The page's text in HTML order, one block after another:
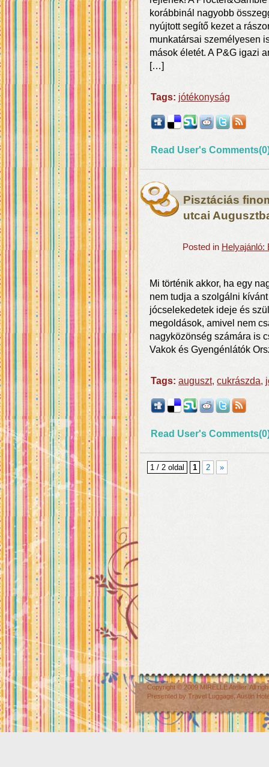
korábbinál nagyobb
nyújtott segítő kezet a
munkatársai személyesen
mások életét. A P&G igazi
[…]
Tags: jótékonyság
Read User's
Pisztáciás
utcai
Posted in
Mi történik akkor, ha egy
nem tudja a szolgálni
jócselekedetek ideje és
megoldások, amivel nem
nagyközönség számára is
Vakok és Gyengénlátók
Tags: auguszt, cukrászda,
Read User's
1 / 2 oldal 1 2 »
Copyright © 2009 MIRELLE Atelier. All
Presented by Travel Luggage Austin